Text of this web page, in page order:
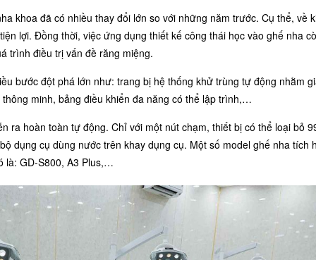
khoa đã có nhiều thay đổi lớn so với những năm trước. Cụ thể, về
lợi. Đồng thời, việc ứng dụng thiết kế công thái học vào ghế nha
trình điều trị vấn đề răng miệng.
bước đột phá lớn như: trang bị hệ thống khử trùng tự động nhằm
minh, bảng điều khiển đa năng có thể lập trình,…
ra hoàn toàn tự động. Chỉ với một nút chạm, thiết bị có thể loại bỏ
dụng cụ dùng nước trên khay dụng cụ. Một số model ghế nha tích
là: GD-S800, A3 Plus,…